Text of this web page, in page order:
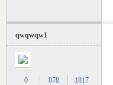
qwqwqw1
0
878
1817